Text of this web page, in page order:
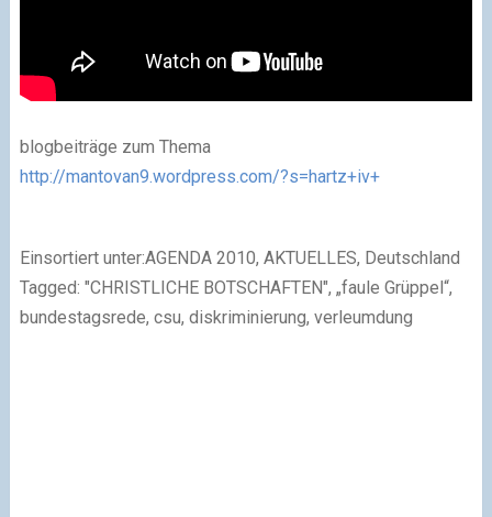
blogbeiträge zum Thema
http://mantovan9.wordpress.com/?s=hartz+iv+
Einsortiert unter:AGENDA 2010, AKTUELLES, Deutschland
Tagged: "CHRISTLICHE BOTSCHAFTEN", „faule Grüppel“,
bundestagsrede, csu, diskriminierung, verleumdung